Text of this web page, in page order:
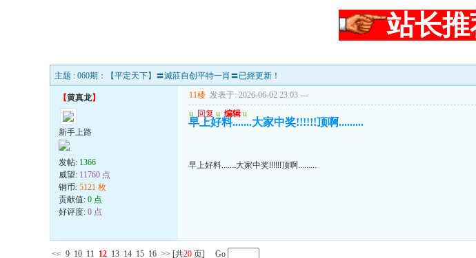
站长
主题 : 060期：【平定天下】〓滅莊自创平特一肖〓已經更新！
【黄真龙】
新手上路
发帖: 1366
威望: 11760 点
铜币: 5121 枚
贡献值: 0 点
好评度: 0 点
11楼 发表于: 2026-06-02 23:03 ---
u 回复 u 编辑 u
早上好料.......大家中奖!!!!!!顶啊.........
早上好料.......大家中奖!!!!!!顶啊.........
<< 9 10 11 12 13 14 15 16 >> [共20 页] Go